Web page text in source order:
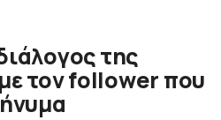
της
τον follower που